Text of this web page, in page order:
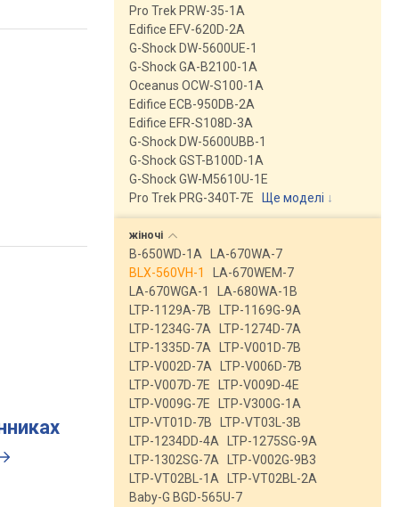
Pro Trek PRW-35-1A
Edifice EFV-620D-2A
G-Shock DW-5600UE-1
G-Shock GA-B2100-1A
Oceanus OCW-S100-1A
Edifice ECB-950DB-2A
Edifice EFR-S108D-3A
G-Shock DW-5600UBB-1
G-Shock GST-B100D-1A
G-Shock GW-M5610U-1E
Pro Trek PRG-340T-7E
Ще моделі ↓
жіночі
B-650WD-1A
LA-670WA-7
BLX-560VH-1
LA-670WEM-7
LA-670WGA-1
LA-680WA-1B
LTP-1129A-7B
LTP-1169G-9A
LTP-1234G-7A
LTP-1274D-7A
LTP-1335D-7A
LTP-V001D-7B
LTP-V002D-7A
LTP-V006D-7B
LTP-V007D-7E
LTP-V009D-4E
LTP-V009G-7E
LTP-V300G-1A
LTP-VT01D-7B
LTP-VT03L-3B
LTP-1234DD-4A
LTP-1275SG-9A
LTP-1302SG-7A
LTP-V002G-9B3
LTP-VT02BL-1A
LTP-VT02BL-2A
Baby-G BGD-565U-7